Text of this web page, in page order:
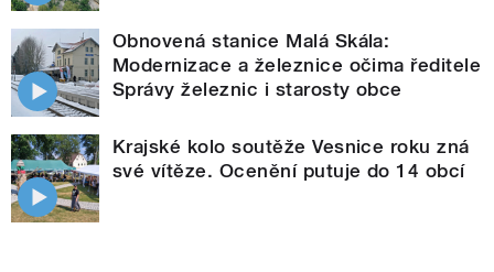
Obnovená stanice Malá Skála:
Modernizace a železnice očima ředitele
Správy železnic i starosty obce
Krajské kolo soutěže Vesnice roku zná
své vítěze. Ocenění putuje do 14 obcí